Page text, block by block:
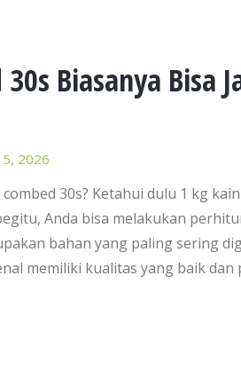
Biasanya Bisa
2026
30s? Ketahui dulu 1 kg
Anda bisa melakukan
bahan yang paling sering
memiliki kualitas yang baik dan